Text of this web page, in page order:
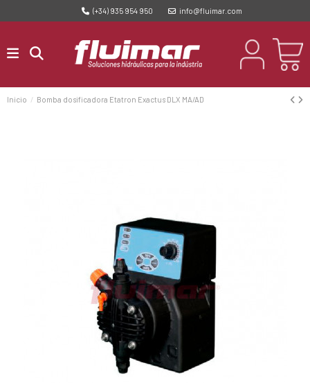
(+34) 935 954 950 info@fluimar.com
Inicio Bomba dosificadora Etatron Exactus DLX MA/AD